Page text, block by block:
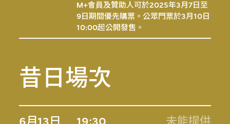
M+會員及贊助人可於2025年3月7日至
9日期間優先購票。公眾門票於3月10日
10:00起公開發售。
昔日場次